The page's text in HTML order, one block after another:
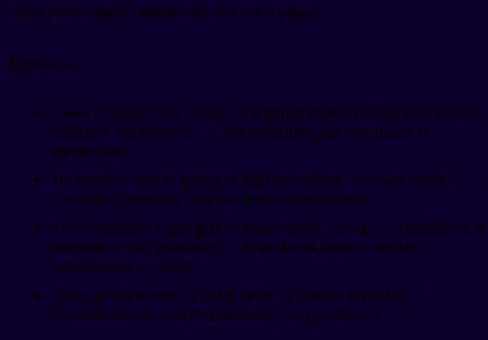
ahora que te hace pensar que algo va a pasar.
Ejemplos:
Look at those dark clouds! It's going to rain (¡Mira esas nubes
oscuras! Va a llover) → Ves las nubes, por eso haces la
predicción
Be careful! You're going to fall! (¡Cuidado! ¡Te vas a caer!) →
Ves que la persona está perdiendo el equilibrio
The economy is going to improve next year (La economía va a
mejorar el año próximo) → Basado en datos o señales
económicas actuales
She's going to have a baby (Ella va a tener un bebé) →
Probablemente está embarazada y lo puedes ver